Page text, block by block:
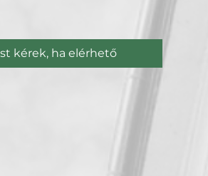
kérek, ha elérhető